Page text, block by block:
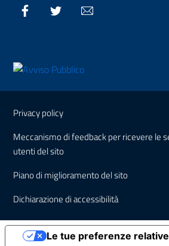
Facebook Twitter
Sezione Link Utili
Privacy policy
Meccanismo di feedback per ricevere le
utenti del sito
Piano di miglioramento del sito
Dichiarazione di accessibilità
Le tue preferenze